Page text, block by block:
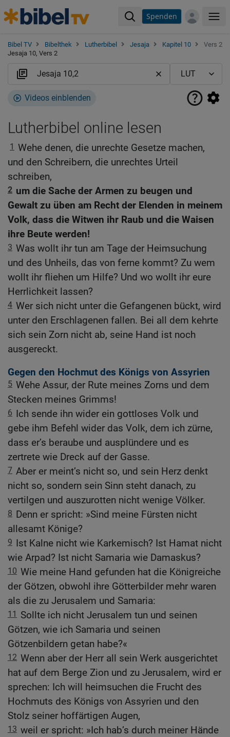
Spenden
Bibel TV Bibelthek Lutherbibel Jesaja Kapitel 10
Vers 2
Jesaja 10, Vers 2
Videos einblenden
Lutherbibel online lesen
1 Wehe denen, die unrechte Gesetze machen,
und den Schreibern, die unrechtes Urteil
schreiben,
2 um die Sache der Armen zu beugen und
Gewalt zu üben am Recht der Elenden in meinem
Volk, dass die Witwen ihr Raub und die Waisen
ihre Beute werden!
3 Was wollt ihr tun am Tage der Heimsuchung
und des Unheils, das von ferne kommt? Zu wem
wollt ihr fliehen um Hilfe? Und wo wollt ihr eure
Herrlichkeit lassen?
4 Wer sich nicht unter die Gefangenen bückt, wird
unter den Erschlagenen fallen. Bei all dem kehrte
sich sein Zorn nicht ab, seine Hand ist noch
ausgereckt.
Gegen den Hochmut des Königs von Assyrien
5 Wehe Assur, der Rute meines Zorns und dem
Stecken meines Grimms!
6 Ich sende ihn wider ein gottloses Volk und
gebe ihm Befehl wider das Volk, dem ich zürne,
dass er’s beraube und ausplündere und es
zertrete wie Dreck auf der Gasse.
7 Aber er meint’s nicht so, und sein Herz denkt
nicht so, sondern sein Sinn steht danach, zu
vertilgen und auszurotten nicht wenige Völker.
8 Denn er spricht: »Sind meine Fürsten nicht
allesamt Könige?
9 Ist Kalne nicht wie Karkemisch? Ist Hamat nicht
wie Arpad? Ist nicht Samaria wie Damaskus?
10 Wie meine Hand gefunden hat die Königreiche
der Götzen, obwohl ihre Götterbilder mehr waren
als die zu Jerusalem und Samaria:
11
Sollte ich nicht Jerusalem tun und seinen
Götzen, wie ich Samaria und seinen
Götzenbildern getan habe?«
12 Wenn aber der Herr all sein Werk ausgerichtet
hat auf dem Berge Zion und zu Jerusalem, wird er
sprechen: Ich will heimsuchen die Frucht des
Hochmuts des Königs von Assyrien und den
Stolz seiner hoffärtigen Augen,
13 weil er spricht: »Ich hab’s durch meiner Hände